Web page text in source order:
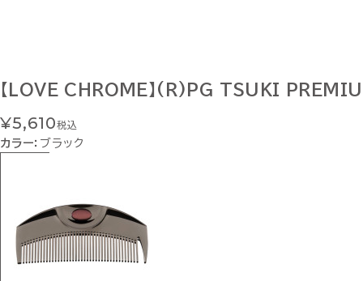
【LOVE CHROME】(R)PG TSUKI
¥5,610税込
カラー： ブラック